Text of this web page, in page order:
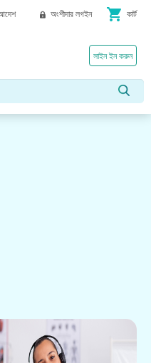
অংশীদার লগইন shopping_cart কার্ট
সাইন ইন করুন